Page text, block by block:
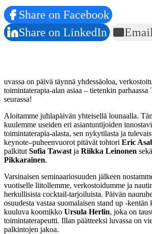
Share on Facebook
Share on LinkedIn
uvassa on päivä täynnä yhdessäoloa,
toimintaterapia-alan asiaa – tietenkin
seurassa!
Aloitamme juhlapäivän yhteisellä lounaalla.
kuulemme useiden eri asiantuntijoiden
toimintaterapia-alasta, sen nykytilasta ja
keynote–puheenvuorot pitävät tohtori Eric
palkitut Sofia Tawast ja Riikka Leinonen
Pikkarainen.
Varsinaisen seminaariosuuden jälkeen
vuotiselle liitollemme, verkostoidumme ja
herkullisista cocktail-tarjoiluista. Päivän
osuudesta vastaa suomalaisen stand up -
kuuluva koomikko Ursula Herlin, joka on
toimintaterapeutti. Illan päätteeksi luvassa on
palkintojen jakoa.